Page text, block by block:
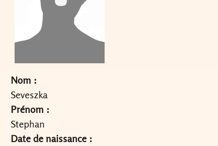
Nom :
Seveszka
Prénom :
Stephan
Date de naissance :